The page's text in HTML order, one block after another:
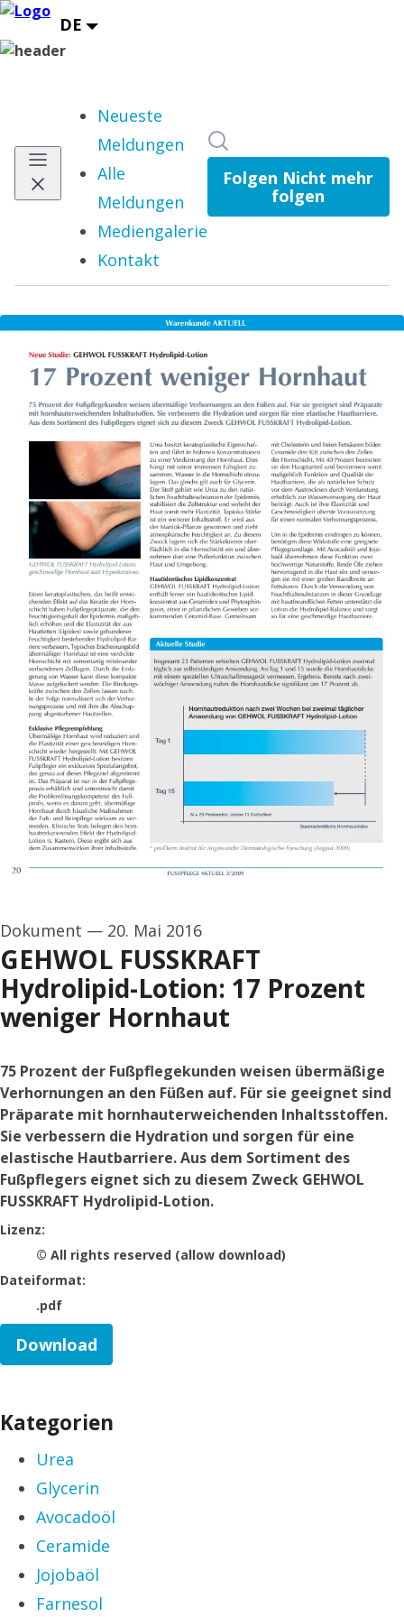
Neueste
Meldungen
Alle
Meldungen
Mediengalerie
Kontakt
Folgen Nicht mehr
folgen
Dokument — 20. Mai 2016
GEHWOL FUSSKRAFT
Hydrolipid-Lotion: 17 Prozent
weniger Hornhaut
75 Prozent der Fußpflegekunden weisen übermäßige
Verhornungen an den Füßen auf. Für sie geeignet sind
Präparate mit hornhauterweichenden Inhaltsstoffen.
Sie verbessern die Hydration und sorgen für eine
elastische Hautbarriere. Aus dem Sortiment des
Fußpflegers eignet sich zu diesem Zweck GEHWOL
FUSSKRAFT Hydrolipid-Lotion.
go to media item
Lizenz:
© All rights reserved (allow download)
Dateiformat:
.pdf
Download
Kategorien
Urea
Glycerin
Avocadoöl
Ceramide
Jojobaöl
Farnesol